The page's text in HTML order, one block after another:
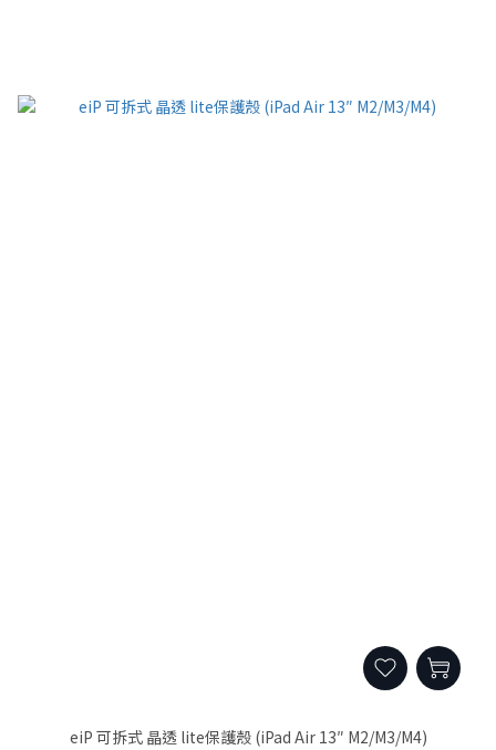
eiP 可拆式 晶透 lite保護殼 (iPad Air 13″ M2/M3/M4)